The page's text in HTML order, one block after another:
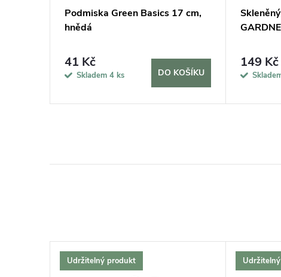
Podmiska Green Basics 17 cm,
hnědá
41 Kč
Skladem 4 ks DO KOŠÍKU
149 Kč
Udržitelný produkt